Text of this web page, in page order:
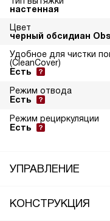
настенная
Цвет
черный обсидиан
Удобное для чистки
(CleanCover)
Есть
Режим отвода
Есть
Режим рециркуляции
Есть
УПРАВЛЕНИЕ
КОНСТРУКЦИЯ